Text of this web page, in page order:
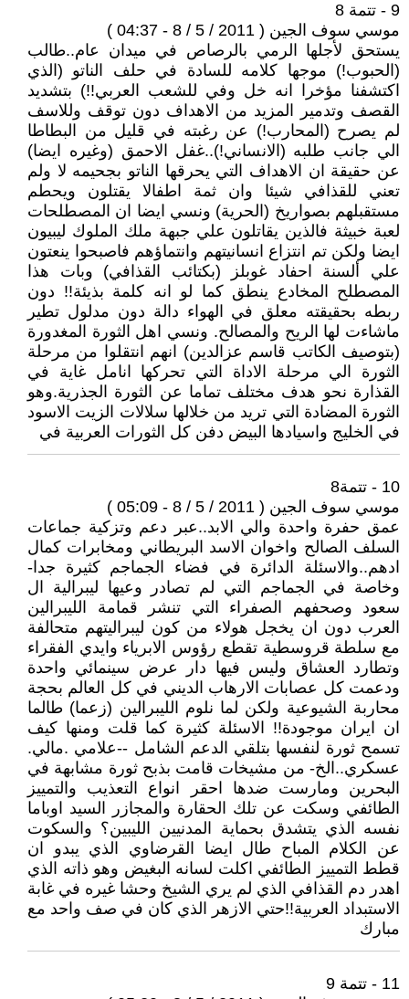
9 - تتمة 8
موسي سوف الجين ( 2011 / 5 / 8 - 04:37 )
يستحق لأجلها الرمي بالرصاص في ميدان عام..طالب
(الحبوب!) موجها كلامه للسادة في حلف الناتو (الذي
اكتشفنا مؤخرا انه خل وفي للشعب العربي!!) بتشديد
القصف وتدمير المزيد من الاهداف دون توقف وللاسف
لم يصرح (المحارب!) عن رغبته في قليل من البطاطا
الي جانب طلبه (الانساني!)..غفل الاحمق (وغيره ايضا)
عن حقيقة ان الاهداف التي يحرقها الناتو بجحيمه لا ولم
تعني للقذافي شيئا وان ثمة اطفالا يقتلون ويحطم
مستقبلهم بصواريخ (الحرية) ونسي ايضا ان المصطلحات
لعبة خبيثة فالذين يقاتلون علي جبهة ملك الملوك ليبيون
ايضا ولكن تم انتزاع انسانيتهم وانتماؤهم فاصبحوا ينعتون
علي ألسنة احفاد غوبلز (بكتائب القذافي) وبات هذا
المصطلح المخادع ينطق كما لو انه كلمة بذيئة!! دون
ربطه بحقيقته معلق في الهواء دالة دون مدلول تطير
ماشاءت لها الريح والمصالح. ونسي اهل الثورة المغدورة
(بتوصيف الكاتب قاسم عزالدين) انهم انتقلوا من مرحلة
الثورة الي مرحلة الاداة التي تحركها انامل غاية في
القذارة نحو هدف مختلف تماما عن الثورة الجذرية.وهو
الثورة المضادة التي تريد من خلالها سلالات الزيت الاسود
في الخليج واسيادها البيض دفن كل الثورات العربية في
10 - تتمة8
موسي سوف الجين ( 2011 / 5 / 8 - 05:09 )
عمق حفرة واحدة والي الابد..عبر دعم وتزكية جماعات
السلف الصالح واخوان الاسد البريطاني ومخابرات كمال
ادهم..والاسئلة الدائرة في فضاء الجماجم كثيرة جدا-
وخاصة في الجماجم التي لم تصادر وعيها ليبرالية ال
سعود وصحفهم الصفراء التي تنشر قمامة الليبرالين
العرب دون ان يخجل هولاء من كون ليبراليتهم متحالفة
مع سلطة قروسطية تقطع رؤوس الابرياء وايدي الفقراء
وتطارد العشاق وليس فيها دار عرض سينمائي واحدة
ودعمت كل عصابات الارهاب الديني في كل العالم بحجة
محاربة الشيوعية ولكن لما نلوم الليبرالين (زعما) طالما
ان ايران موجودة!! الاسئلة كثيرة كما قلت ومنها كيف
تسمح ثورة لنفسها بتلقي الدعم الشامل --علامي .مالي.
عسكري..الخ- من مشيخات قامت بذبح ثورة مشابهة في
البحرين ومارست ضدها احقر انواع التعذيب والتمييز
الطائفي وسكت عن تلك الحقارة والمجازر السيد اوباما
نفسه الذي يتشدق بحماية المدنيين الليبين؟ والسكوت
عن الكلام المباح طال ايضا القرضاوي الذي يبدو ان
قطط التمييز الطائفي اكلت لسانه البغيض وهو ذاته الذي
اهدر دم القذافي الذي لم يري الشيخ وحشا غيره في غابة
الاستبداد العربية!!حتي الازهر الذي كان في صف واحد مع
مبارك
11 - تتمة 9